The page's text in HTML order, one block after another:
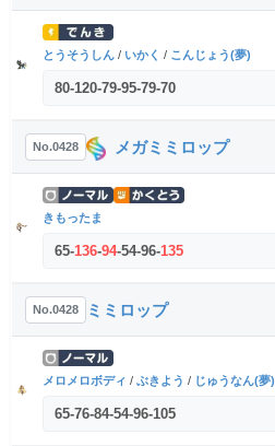
とうそうしん / いかく / こんじょう(夢)
80-120-79-95-79-70
No.0428 メガミミロップ
きもったま
65-136-94-54-96-135
No.0428 ミミロップ
メロメロボディ / ぶきよう / じゅうなん(夢)
65-76-84-54-96-105